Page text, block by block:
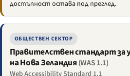
достъпност остава под преглед.
ОБЩЕСТВЕН СЕКТОР
Правителствен стандарт за
на Нова Зеландия(WAS 1.1)
Web Accessibility Standard 1.1